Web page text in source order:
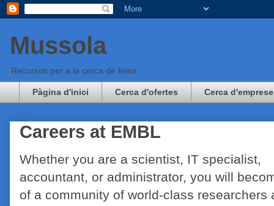
Mussola
Recursos per a la cerca de feina
Pàgina d'inici Cerca d'ofertes Cerca
Careers at EMBL
Whether you are a scientist, IT specialist,
accountant, or administrator, you will
of a community of world-class researchers